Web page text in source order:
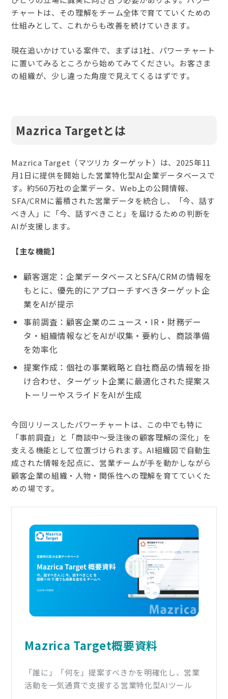
チャートは、その理解をチーム全体で育てていくための
仕組みとして、これからも改善を続けていきます。
現在追いかけている案件で、まずは1社、パワーチャート
に置いてみるところから始めてみてください。お客さま
の組織が、少し違った角度で見えてくるはずです。
Mazrica Targetとは
Mazrica Target（マツリカ ターゲット）は、2025年11
月1日に提供を開始した営業特化型AI企業データベースで
す。約560万社の企業データ、Web上の公開情報、
SFA/CRMに蓄積された営業データを統合し、「今、話す
べき人」に「今、話すべきこと」を届けるための判断を
AIが支援します。
【主な機能】
顧客選定：企業データベースとSFA/CRMの情報を
もとに、優先的にアプローチすべきターゲット企
業をAIが提示
事前調査：顧客企業のニュース・IR・財務デー
タ・組織情報などをAIが収集・要約し、商談準備
を効率化
提案作成：個社の事業戦略と自社商品の情報を掛
け合わせ、ターゲット企業に最適化された提案ス
トーリーやスライドをAIが生成
今回リリースしたパワーチャートは、この中でも特に
「事前調査」と「商談中〜受注後の顧客理解の深化」を
支える機能として位置づけられます。AI組織図で自動生
成された情報を起点に、営業チームが手を動かしながら
顧客企業の組織・人物・関係性への理解を育てていくた
めの場です。
Mazrica Target概要資料
「誰に」「何を」提案すべきかを明確化し、営業
活動を一気通貫で支援する営業特化型AIツール